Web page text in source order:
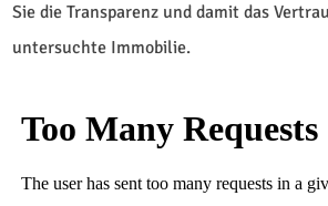
Sie die Transparenz und damit das
untersuchte Immobilie.